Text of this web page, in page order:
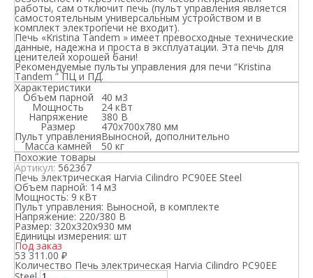
работы, сам отключит печь (пульт управления является
самостоятельным универсальным устройством и в
комплект электропечи не входит).
Печь «Kristina Tandem » имеет превосходные технические
данные, надежна и проста в эксплуатации. Эта печь для
ценителей хорошей бани!
Рекомендуемые пульты управления для печи “Kristina
Tandem ” ПЦ и ПД.
Характеристики
Объем парной 40 м3
Мощность 24 кВт
Напряжение 380 В
Размер 470х700х780 мм
Пульт управленияВыносной, дополнительно
Масса камней
50 кг
Похожие товары
Артикул:562367
Печь электрическая Harvia Cilindro PC90EE Steel
Объем парной: 14 м3
Мощность: 9 кВт
Пульт управления: Выносной, в комплекте
Напряжение: 220/380 В
Размер: 320x320x930 мм
Единицы измерения: шт
Под заказ
53 311.00 ₽
Количество Печь электрическая Harvia Cilindro PC90EE